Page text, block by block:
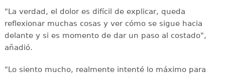
"La verdad, el dolor es difícil de explicar, queda
reflexionar muchas cosas y ver cómo se sigue hacia
delante y si es momento de dar un paso al costado",
añadió.
"Lo siento mucho, realmente intenté lo máximo para